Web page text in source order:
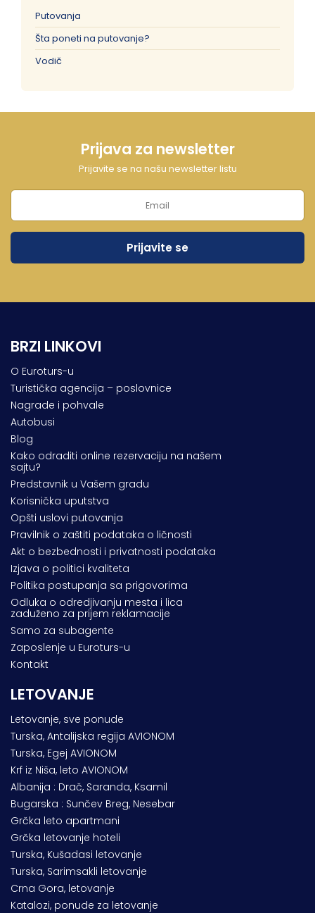
Putovanja
Šta poneti na putovanje?
Vodič
Prijava za newsletter
Prijavite se na našu newsletter listu
BRZI LINKOVI
O Euroturs-u
Turistička agencija – poslovnice
Nagrade i pohvale
Autobusi
Blog
Kako odraditi online rezervaciju na našem
sajtu?
Predstavnik u Vašem gradu
Korisnička uputstva
Opšti uslovi putovanja
Pravilnik o zaštiti podataka o ličnosti
Akt o bezbednosti i privatnosti podataka
Izjava o politici kvaliteta
Politika postupanja sa prigovorima
Odluka o odredjivanju mesta i lica
zaduženo za prijem reklamacije
Samo za subagente
Zaposlenje u Euroturs-u
Kontakt
LETOVANJE
Letovanje, sve ponude
Turska, Antalijska regija AVIONOM
Turska, Egej AVIONOM
Krf iz Niša, leto AVIONOM
Albanija : Drač, Saranda, Ksamil
Bugarska : Sunčev Breg, Nesebar
Grčka leto apartmani
Grčka letovanje hoteli
Turska, Kušadasi letovanje
Turska, Sarimsakli letovanje
Crna Gora, letovanje
Katalozi, ponude za letovanje